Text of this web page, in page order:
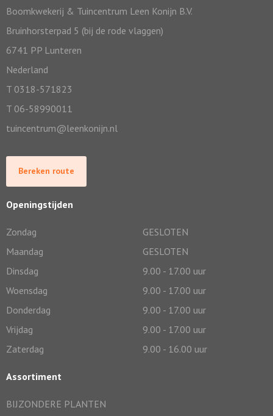
Boomkwekerij & Tuincentrum Leen Konijn B.V.
Bruinhorsterpad 5 (bij de rode vlaggen)
6741 PP Lunteren
Nederland
T 0318-571823
T 06-58990011
tuincentrum@leenkonijn.nl
Bereken route
Openingstijden
Zondag
GESLOTEN
Maandag
GESLOTEN
Dinsdag
9.00 - 17.00 uur
Woensdag
9.00 - 17.00 uur
Donderdag
9.00 - 17.00 uur
Vrijdag
9.00 - 17.00 uur
Zaterdag
9.00 - 16.00 uur
Assortiment
BIJZONDERE PLANTEN